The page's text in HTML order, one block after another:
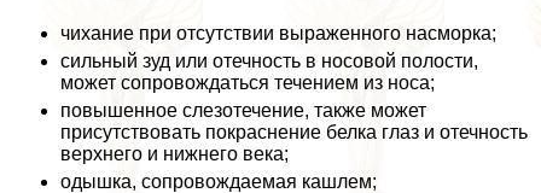
чихание при отсутствии выраженного насморка;
сильный зуд или отечность в носовой полости,
может сопровождаться течением из носа;
повышенное слезотечение, также может
присутствовать покраснение белка глаз и отечность
верхнего и нижнего века;
одышка, сопровождаемая кашлем;